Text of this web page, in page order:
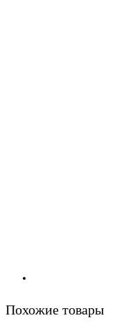
Похожие товары